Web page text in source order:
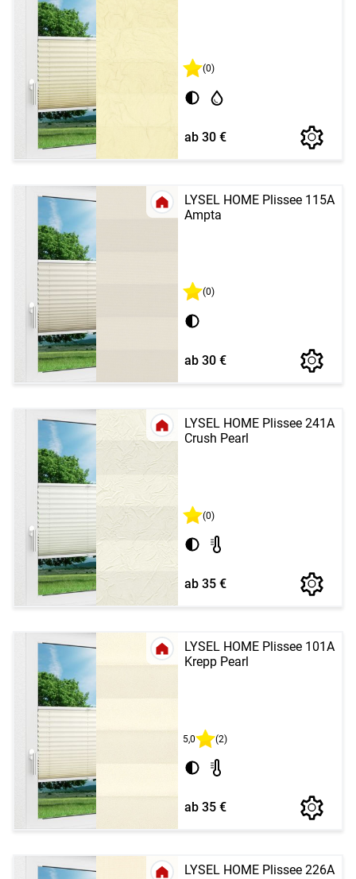
(0)
ab 30 €
LYSEL HOME Plissee 115A
Ampta
(0)
ab 30 €
LYSEL HOME Plissee 241A
Crush Pearl
(0)
ab 35 €
LYSEL HOME Plissee 101A
Krepp Pearl
5,0 (2)
ab 35 €
LYSEL HOME Plissee 226A